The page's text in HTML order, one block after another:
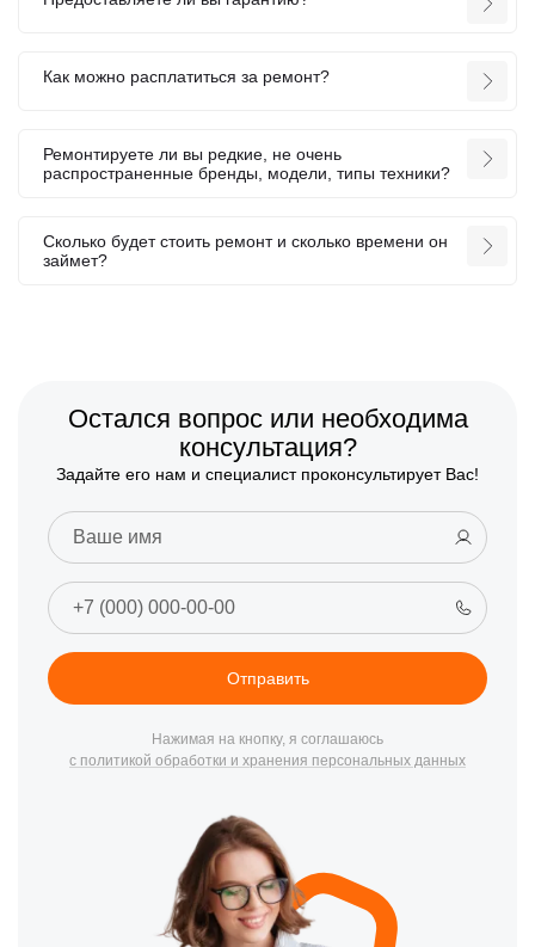
Как можно расплатиться за ремонт?
Ремонтируете ли вы редкие, не очень
распространенные бренды, модели, типы техники?
Сколько будет стоить ремонт и сколько времени он
займет?
Остался вопрос или необходима
консультация?
Задайте его нам и специалист проконсультирует Вас!
Отправить
Нажимая на кнопку, я соглашаюсь
с политикой обработки и хранения персональных данных